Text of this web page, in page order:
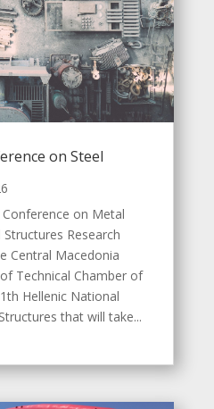
on Steel
on Metal
Research
Central Macedonia
Technical Chamber of
Hellenic National
that will take...